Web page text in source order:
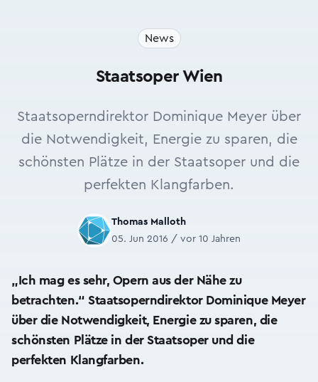
News
Staatsoper Wien
Staatsoperndirektor Dominique Meyer über
die Notwendigkeit, Energie zu sparen, die
schönsten Plätze in der Staatsoper und die
perfekten Klangfarben.
Thomas Malloth
05. Jun 2016 / vor 10 Jahren
„Ich mag es sehr, Opern aus der Nähe zu
betrachten.“Staatsoperndirektor Dominique Meyer
über die Notwendigkeit, Energie zu sparen, die
schönsten Plätze in der Staatsoper und die
perfekten Klangfarben.